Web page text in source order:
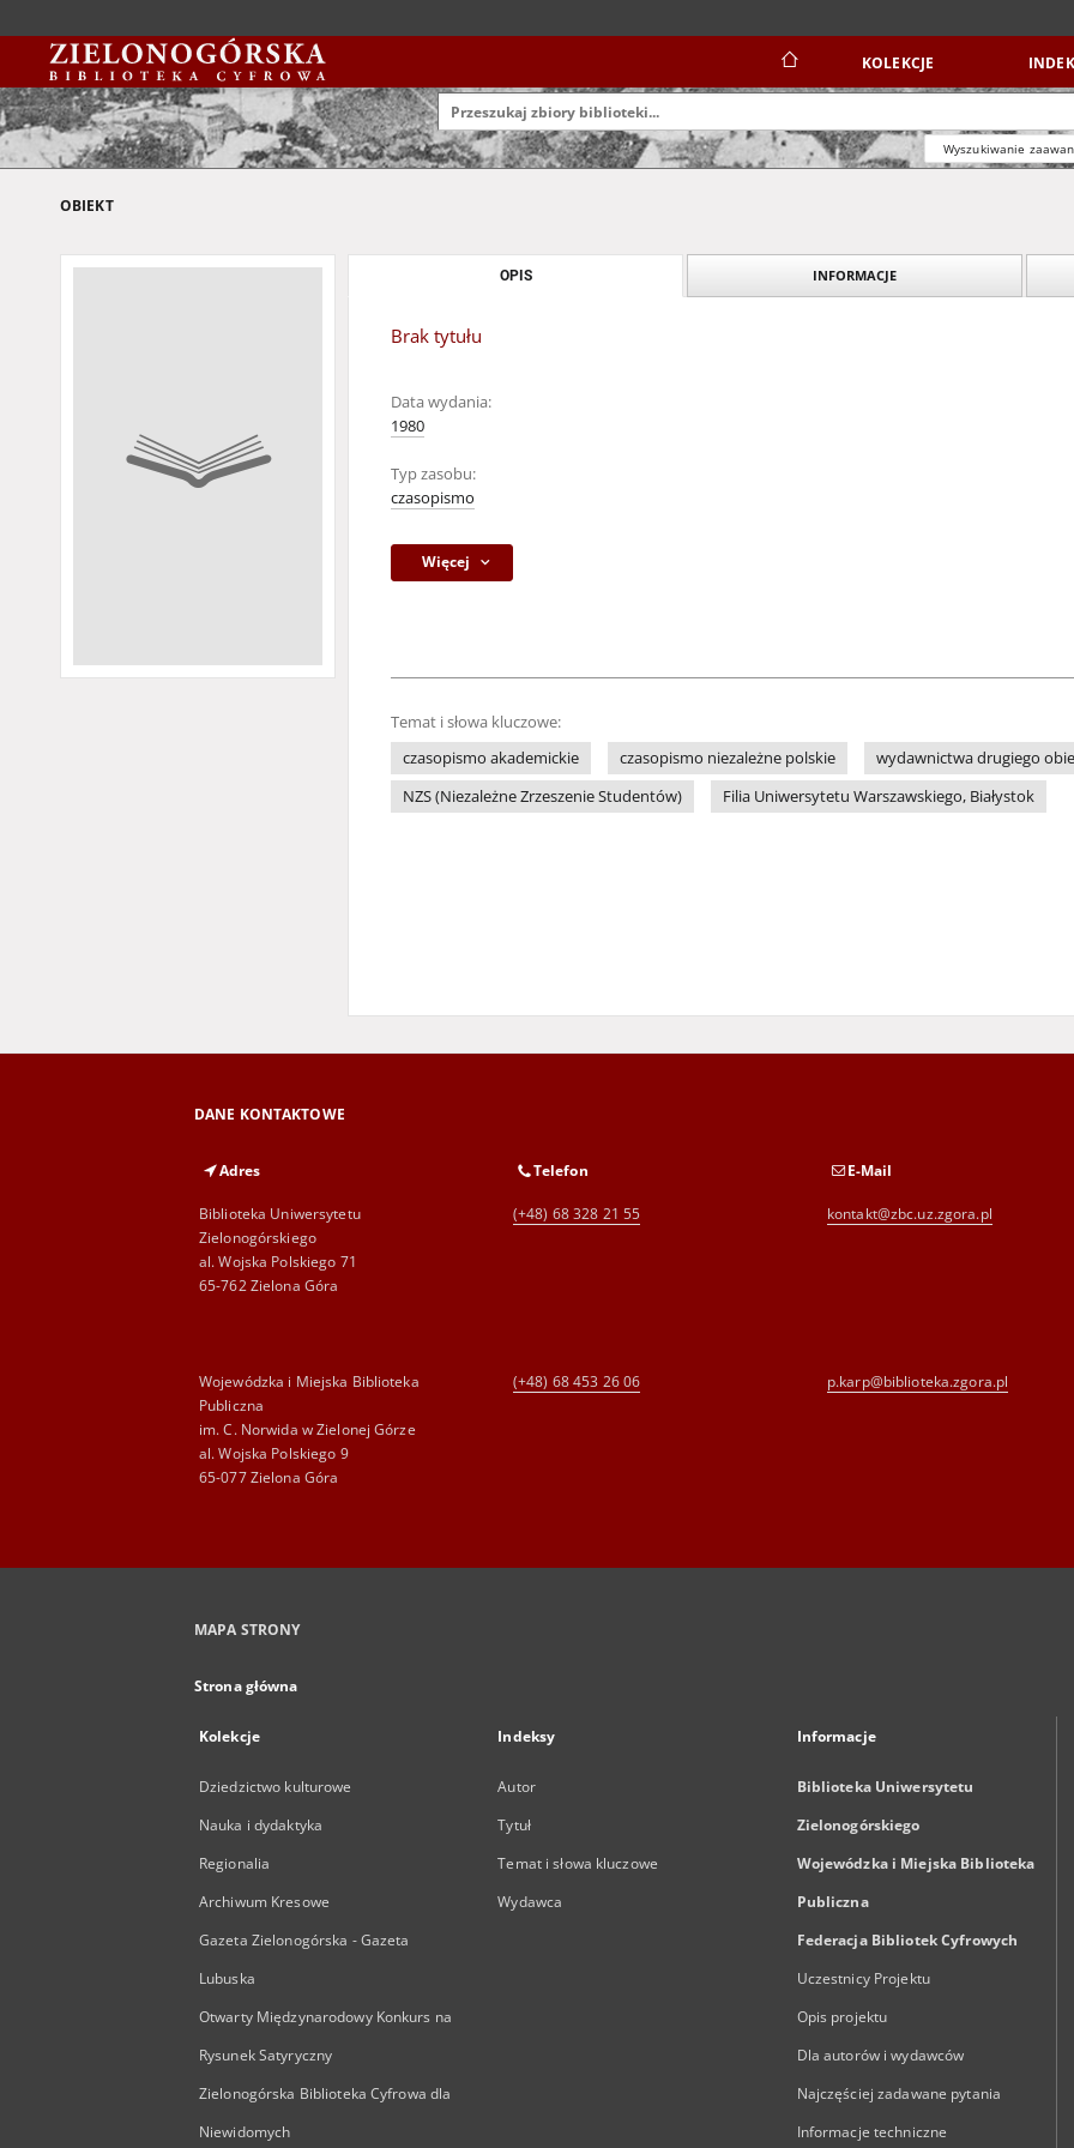
KOLEKCJE
Wyszukiwanie
OBIEKT
OPIS INFORMACJE
Brak tytułu
Data wydania:
1980
Typ zasobu:
czasopismo
Więcej
Temat i słowa kluczowe:
czasopismo akademickie
czasopismo niezależne polskie
wydawnictwa drugiego
NZS (Niezależne Zrzeszenie Studentów)
Filia Uniwersytetu Warszawskiego, Białystok
DANE KONTAKTOWE
Adres
Biblioteka Uniwersytetu
Zielonogórskiego
al. Wojska Polskiego 71
65-762 Zielona Góra
Telefon
(+48) 68 328 21 55
E-Mail
kontakt@zbc.uz.zgora.pl
Wojewódzka i Miejska Biblioteka
Publiczna
im. C. Norwida w Zielonej Górze
al. Wojska Polskiego 9
65-077 Zielona Góra
(+48) 68 453 26 06 p.karp@biblioteka.zgora.pl
MAPA STRONY
Strona główna
Kolekcje
Dziedzictwo kulturowe
Nauka i dydaktyka
Regionalia
Archiwum Kresowe
Gazeta Zielonogórska - Gazeta
Lubuska
Otwarty Międzynarodowy Konkurs na
Rysunek Satyryczny
Zielonogórska Biblioteka Cyfrowa dla
Niewidomych
Indeksy
Autor
Tytuł
Temat i słowa kluczowe
Wydawca
Informacje
Biblioteka Uniwersytetu
Zielonogórskiego
Wojewódzka i Miejska Biblioteka
Publiczna
Federacja Bibliotek Cyfrowych
Uczestnicy Projektu
Opis projektu
Dla autorów i wydawców
Najczęściej zadawane pytania
Informacje techniczne